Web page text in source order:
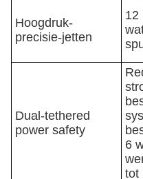
Hoogdruk-
precisie-jetten
12
Dual-tethered
power safety
6
tot